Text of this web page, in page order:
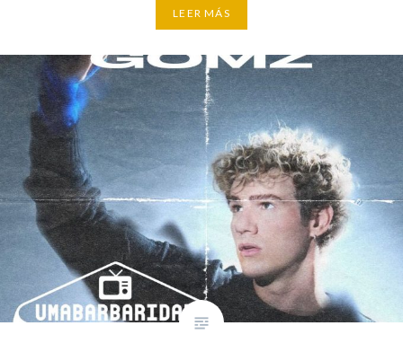
LEER MÁS